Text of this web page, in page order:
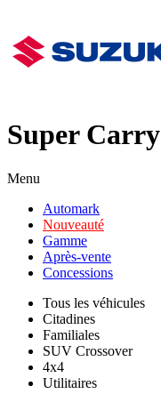
Super Carry
Menu
Automark
Nouveauté
Gamme
Après-vente
Concessions
Tous les véhicules
Citadines
Familiales
SUV Crossover
4x4
Utilitaires